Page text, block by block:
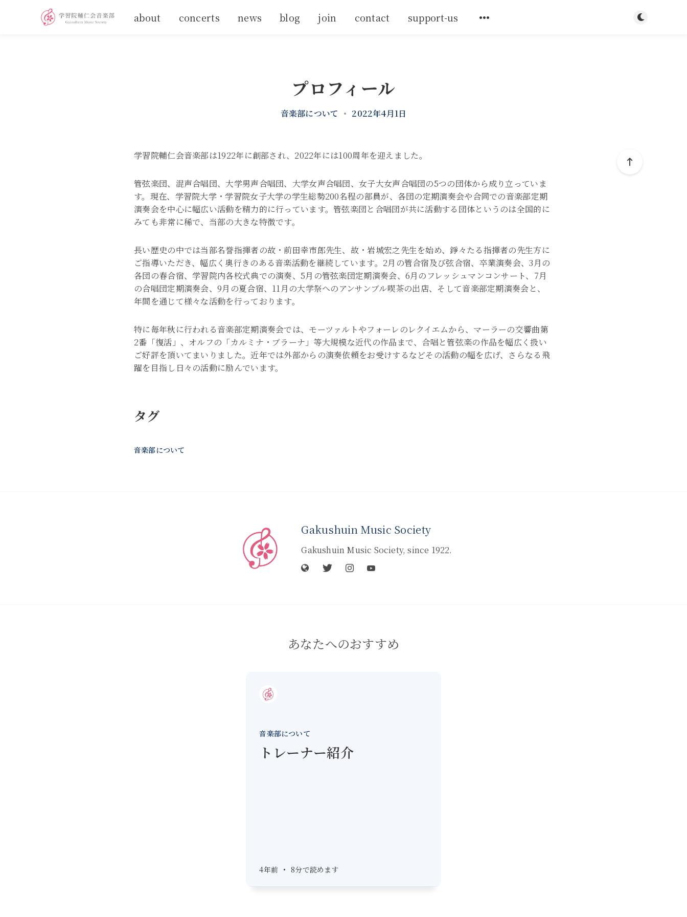
about concerts news blog join contact support-us ダークモー
プロフィール
音楽部について • 2022年4月1日
学習院輔仁会音楽部は1922年に創部され、2022年には100周年を迎えました。
管弦楽団、混声合唱団、大学男声合唱団、大学女声合唱団、女子大女声合唱団の5つの団体から成り立っていま
す。現在、学習院大学・学習院女子大学の学生総勢200名程の部員が、各団の定期演奏会や合同での音楽部定期
演奏会を中心に幅広い活動を精力的に行っています。管弦楽団と合唱団が共に活動する団体というのは全国的に
みても非常に稀で、当部の大きな特徴です。
長い歴史の中では当部名誉指揮者の故・前田幸市郎先生、故・岩城宏之先生を始め、錚々たる指揮者の先生方に
ご指導いただき、幅広く奥行きのある音楽活動を継続しています。2月の管合宿及び弦合宿、卒業演奏会、3月の
各団の春合宿、学習院内各校式典での演奏、5月の管弦楽団定期演奏会、6月のフレッシュマンコンサート、7月
の合唱団定期演奏会、9月の夏合宿、11月の大学祭へのアンサンブル喫茶の出店、そして音楽部定期演奏会と、
年間を通じて様々な活動を行っております。
特に毎年秋に行われる音楽部定期演奏会では、モーツァルトやフォーレのレクイエムから、マーラーの交響曲第
2番「復活」、オルフの「カルミナ・ブラーナ」等大規模な近代の作品まで、合唱と管弦楽の作品を幅広く扱い
ご好評を頂いてまいりました。近年では外部からの演奏依頼をお受けするなどその活動の幅を広げ、さらなる飛
躍を目指し日々の活動に励んでいます。
タグ
音楽部について
Gakushuin Music Society
Gakushuin Music Society, since 1922.
あなたへのおすすめ
音楽部について
トレーナー紹介
4年前 • 8分で読めます